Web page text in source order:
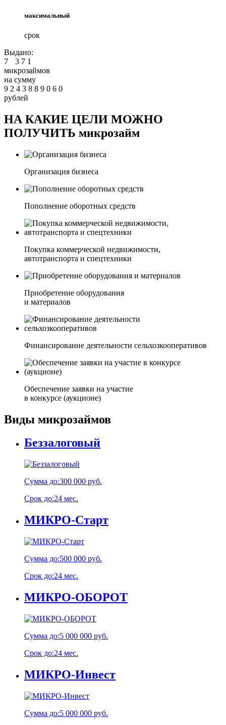
максимальный
срок
Выдано:
7
3 7 1
микрозаймов
на сумму
9 2 4 3 8 8 9 0 6 0
рублей
НА КАКИЕ ЦЕЛИ МОЖНО
ПОЛУЧИТЬ микрозайм
Организация бизнеса
Пополнение оборотных средств
Покупка коммерческой недвижимости,
автотранспорта и спецтехники
Приобретение оборудования
и материалов
Финансирование деятельности сельхозкооперативов
Обеспечение заявки на участие
в конкурсе (аукционе)
Виды микрозаймов
Беззалоговый
Сумма до:300 000 руб.
Срок до:24 мес.
МИКРО-Старт
Сумма до:500 000 руб.
Срок до:24 мес.
МИКРО-ОБОРОТ
Сумма до:5 000 000 руб.
Срок до:24 мес.
МИКРО-Инвест
Сумма до:5 000 000 руб.